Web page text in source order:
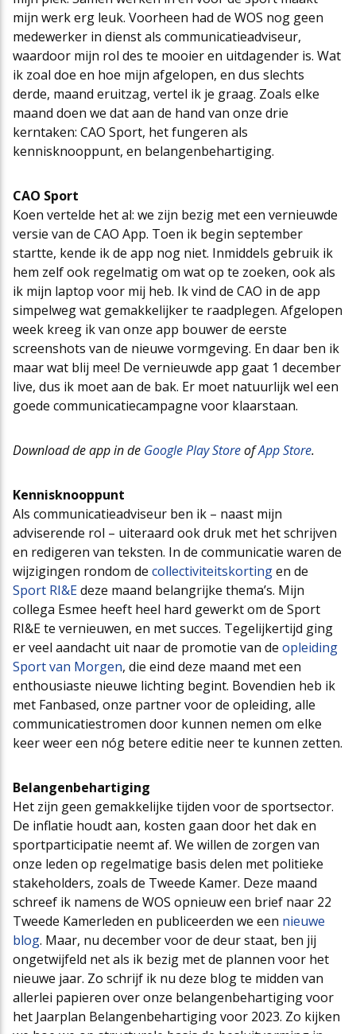
mijn werk erg leuk. Voorheen had de WOS nog geen
medewerker in dienst als communicatieadviseur,
waardoor mijn rol des te mooier en uitdagender is. Wat
ik zoal doe en hoe mijn afgelopen, en dus slechts
derde, maand eruitzag, vertel ik je graag. Zoals elke
maand doen we dat aan de hand van onze drie
kerntaken: CAO Sport, het fungeren als
kennisknooppunt, en belangenbehartiging.
CAO Sport
Koen vertelde het al: we zijn bezig met een vernieuwde
versie van de CAO App. Toen ik begin september
startte, kende ik de app nog niet. Inmiddels gebruik ik
hem zelf ook regelmatig om wat op te zoeken, ook als
ik mijn laptop voor mij heb. Ik vind de CAO in de app
simpelweg wat gemakkelijker te raadplegen. Afgelopen
week kreeg ik van onze app bouwer de eerste
screenshots van de nieuwe vormgeving. En daar ben ik
maar wat blij mee! De vernieuwde app gaat 1 december
live, dus ik moet aan de bak. Er moet natuurlijk wel een
goede communicatiecampagne voor klaarstaan.
Download de app in de Google Play StoreofApp Store.
Kennisknooppunt
Als communicatieadviseur ben ik – naast mijn
adviserende rol – uiteraard ook druk met het schrijven
en redigeren van teksten. In de communicatie waren de
wijzigingen rondom de collectiviteitskortingen de
Sport RI&Edeze maand belangrijke thema’s. Mijn
collega Esmee heeft heel hard gewerkt om de Sport
RI&E te vernieuwen, en met succes. Tegelijkertijd ging
er veel aandacht uit naar de promotie van de opleiding
Sport van Morgen, die eind deze maand met een
enthousiaste nieuwe lichting begint. Bovendien heb ik
met Fanbased, onze partner voor de opleiding, alle
communicatiestromen door kunnen nemen om elke
keer weer een nóg betere editie neer te kunnen zetten.
Belangenbehartiging
Het zijn geen gemakkelijke tijden voor de sportsector.
De inflatie houdt aan, kosten gaan door het dak en
sportparticipatie neemt af. We willen de zorgen van
onze leden op regelmatige basis delen met politieke
stakeholders, zoals de Tweede Kamer. Deze maand
schreef ik namens de WOS opnieuw een brief naar 22
Tweede Kamerleden en publiceerden we een nieuwe
blog. Maar, nu december voor de deur staat, ben jij
ongetwijfeld net als ik bezig met de plannen voor het
nieuwe jaar. Zo schrijf ik nu deze blog te midden van
allerlei papieren over onze belangenbehartiging voor
het Jaarplan Belangenbehartiging voor 2023. Zo kijken